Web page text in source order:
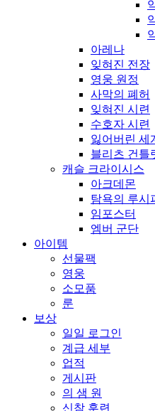
아레나
잊혀진 전장
영웅 원정
사막의 폐허
잊혀진 시련
수호자 시련
잃어버린 세
블리츠 건틀
캐슬 크라이시스
아크데몬
탐욕의 루시
임포스터
엠버 군단
아이템
선물팩
영웅
소모품
룬
보상
일일 로그인
계급 세부
업적
게시판
의 샘 원
신참 훈련